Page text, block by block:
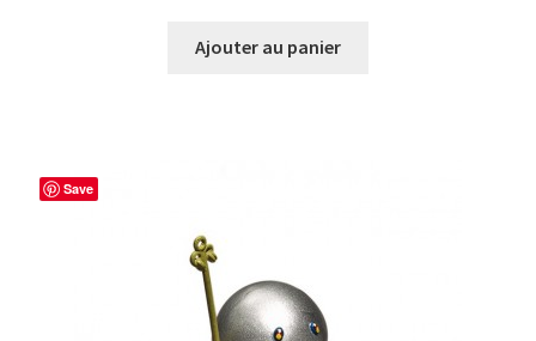
Ajouter au panier
Save